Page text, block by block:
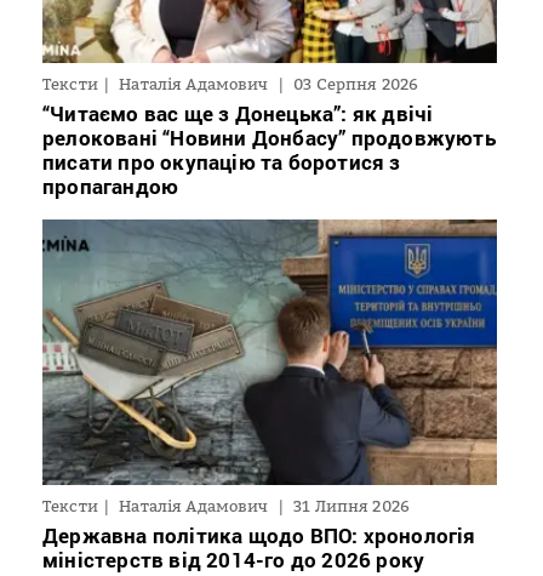
Тексти Наталія Адамович 03 Серпня 2026
“Читаємо вас ще з Донецька”: як двічі
релоковані “Новини Донбасу” продовжують
писати про окупацію та боротися з
пропагандою
Тексти Наталія Адамович 31 Липня 2026
Державна політика щодо ВПО: хронологія
міністерств від 2014-го до 2026 року